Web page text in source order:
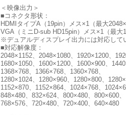
＜映像出力＞
■コネクタ形状：
HDMIタイプA（19pin）メス×1（最大
VGA（ミニD-sub HD15pin）メス×1（最大
※デュアルディスプレイ出力には対応して
■対応解像度：
2048×1152、2048×1080、1920×1200、
1680×1050、1600×1200、1600×900、
1368×768、1366×768、1360×768、
1280×1024、1280×960、1280×800、
1152×870、1152×864、1024×768、
848×480、832×624、800×480、800×600、
768×576、720×480、720×400、640×480